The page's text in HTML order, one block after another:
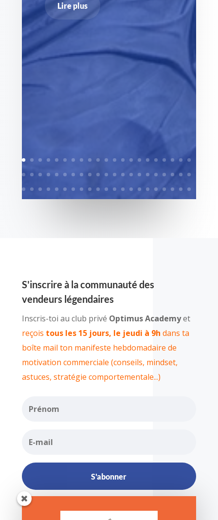
Lire plus
S'inscrire à la communauté des
vendeurs légendaires
Inscris-toi au club privé Optimus Academyet
reçois tous les 15 jours, le jeudi à 9h dans ta
boîte mail ton manifeste hebdomadaire de
motivation commerciale (conseils, mindset,
astuces, stratégie comportementale...)
S'abonner